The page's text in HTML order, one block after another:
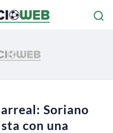
Soriano
con una